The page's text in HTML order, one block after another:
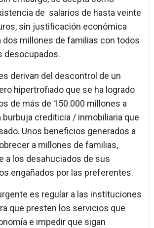
de salarios de hasta veinte
sin justificación económica
dos millones de familias con todos
desocupados.
derivan del descontrol de un
hipertrofiado que se ha logrado
de más de 150.000 millones a
burbuja crediticia / inmobiliaria que
Unos beneficios generados a
a millones de familias,
a los desahuciados de sus
engañados por las preferentes.
es regular a las instituciones
que presten los servicios que
e impedir que sigan